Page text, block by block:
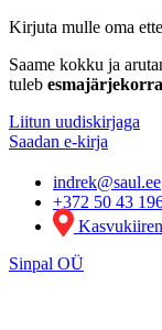
Kirjuta mulle oma
Saame kokku ja
tuleb
Liitun uudiskirjaga
Saadan e-kirja
indrek@saul.ee
+372 50 43
Sinpal OÜ